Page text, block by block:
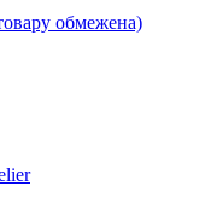
обмежена)